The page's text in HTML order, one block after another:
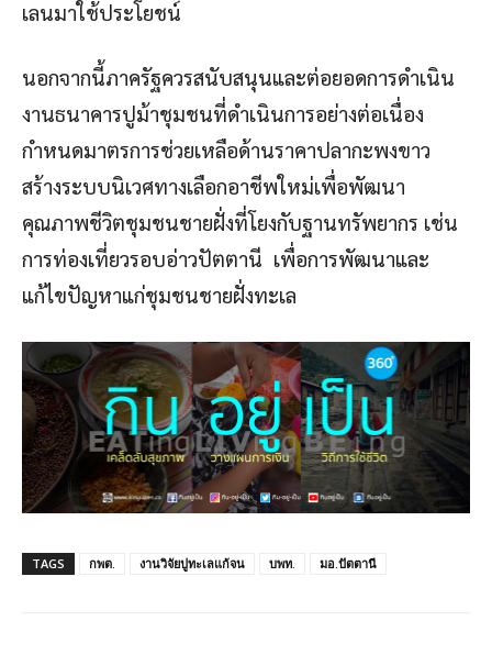
เลนมาใช้ประโยชน์
นอกจากนี้ภาครัฐควรสนับสนุนและต่อยอดการดำเนิน
งานธนาคารปูม้าชุมชนที่ดำเนินการอย่างต่อเนื่อง
กำหนดมาตรการช่วยเหลือด้านราคาปลากะพงขาว
สร้างระบบนิเวศทางเลือกอาชีพใหม่เพื่อพัฒนา
คุณภาพชีวิตชุมชนชายฝั่งที่โยงกับฐานทรัพยากร เช่น
การท่องเที่ยวรอบอ่าวปัตตานี เพื่อการพัฒนาและ
แก้ไขปัญหาแก่ชุมชนชายฝั่งทะเล
TAGS กพต. งานวิจัยปูทะเลแก้จน บพท. มอ.ปัตตานี